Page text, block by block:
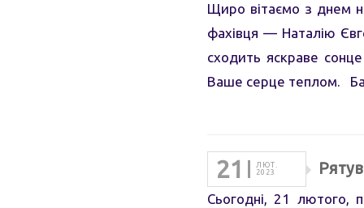
Щиро вітаємо з днем
фахівця — Наталію
сходить яскраве
Ваше серце теплом.
21
ЛЮТ.
2023
Сьогодні, 21 лютого,